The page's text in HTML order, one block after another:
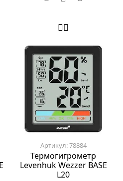
Артикул: 78884
Термогигрометр
Levenhuk Wezzer BASE
L20